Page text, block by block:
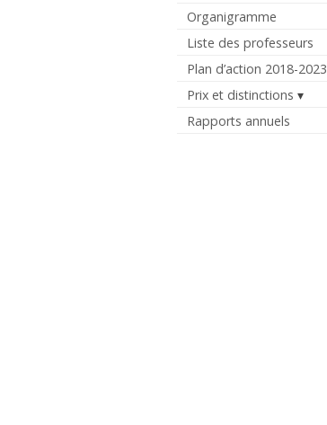
Organigramme
Liste des professeurs
Plan d’action 2018-2023
Prix et distinctions
Rapports annuels